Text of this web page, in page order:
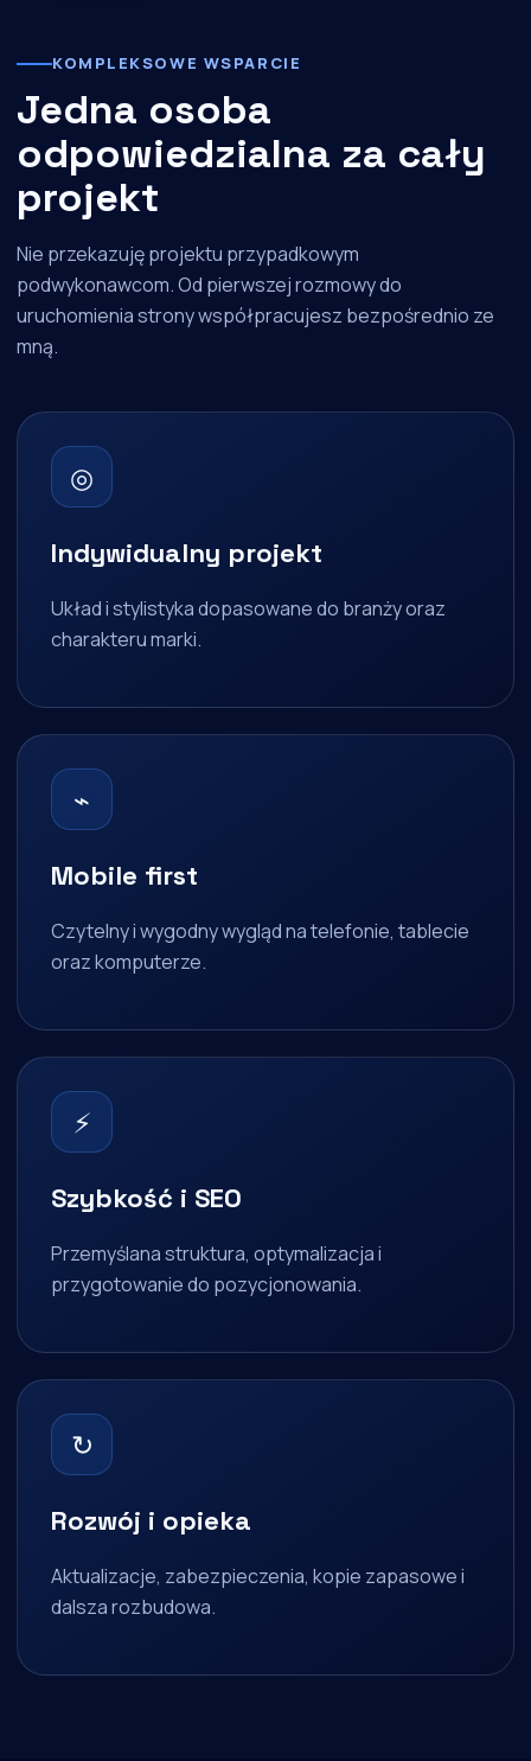
KOMPLEKSOWE WSPARCIE
Jedna osoba
odpowiedzialna za cały
projekt
Nie przekazuję projektu przypadkowym
podwykonawcom. Od pierwszej rozmowy do
uruchomienia strony współpracujesz bezpośrednio ze
mną.
◎
Indywidualny projekt
Układ i stylistyka dopasowane do branży oraz
charakteru marki.
⌁
Mobile first
Czytelny i wygodny wygląd na telefonie, tablecie
oraz komputerze.
⚡
Szybkość i SEO
Przemyślana struktura, optymalizacja i
przygotowanie do pozycjonowania.
↻
Rozwój i opieka
Aktualizacje, zabezpieczenia, kopie zapasowe i
dalsza rozbudowa.